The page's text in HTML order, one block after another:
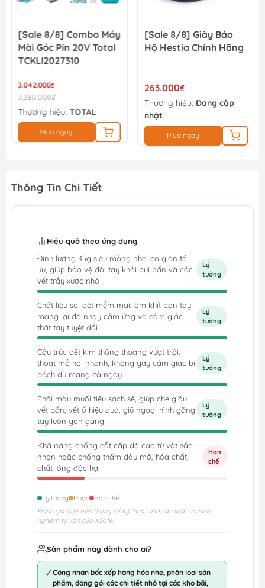
[Sale 8/8] Combo Máy
Mài Góc Pin 20V Total
TCKLI2027310
3.042.000₫
3.380.000₫
Thương hiệu: TOTAL
Mua ngay
[Sale 8/8] Giày Bảo
Hộ Hestia Chính Hãng
263.000₫
Thương hiệu: Đang cập
nhật
Mua ngay
Thông Tin Chi Tiết
Hiệu quả theo ứng dụng
Định lượng 45g siêu mỏng nhẹ, co giãn tối
ưu, giúp bảo vệ đôi tay khỏi bụi bẩn và các
vết trầy xước nhỏ
Lý
tưởng
Chất liệu sợi dệt mềm mại, ôm khít bàn tay
mang lại độ nhạy cảm ứng và cảm giác
thật tay tuyệt đối
Lý
tưởng
Cấu trúc dệt kim thông thoáng vượt trội,
thoát mồ hôi nhanh, không gây cảm giác bí
bách dù mang cả ngày
Lý
tưởng
Phối màu muối tiêu sạch sẽ, giúp che giấu
vết bẩn, vết ố hiệu quả, giữ ngoại hình găng
tay luôn gọn gàng
Lý
tưởng
Khả năng chống cắt cấp độ cao từ vật sắc
nhọn hoặc chống thấm dầu mỡ, hóa chất,
chất lỏng độc hại
Hạn
chế
Lý tưởng Được
Hạn chế
Đánh giá dựa trên thông số kỹ thuật nhà sản xuất và kinh
nghiệm tư vấn của XSafe.
Sản phẩm này dành cho ai?
✓Công nhân bốc xếp hàng hóa nhẹ, phân loại sản
phẩm, đóng gói các chi tiết nhỏ tại các kho bãi,